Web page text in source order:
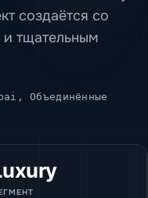
создаётся со
тщательным
Объединённые